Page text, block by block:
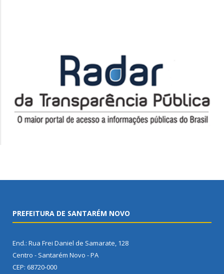
PREFEITURA DE SANTARÉM NOVO
End.: Rua Frei Daniel de Samarate, 128
Centro - Santarém Novo - PA
CEP: 68720-000